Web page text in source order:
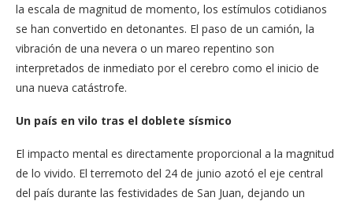
la escala de magnitud de momento, los estímulos cotidianos
se han convertido en detonantes. El paso de un camión, la
vibración de una nevera o un mareo repentino son
interpretados de inmediato por el cerebro como el inicio de
una nueva catástrofe.
Un país en vilo tras el doblete sísmico
El impacto mental es directamente proporcional a la magnitud
de lo vivido. El terremoto del 24 de junio azotó el eje central
del país durante las festividades de San Juan, dejando un